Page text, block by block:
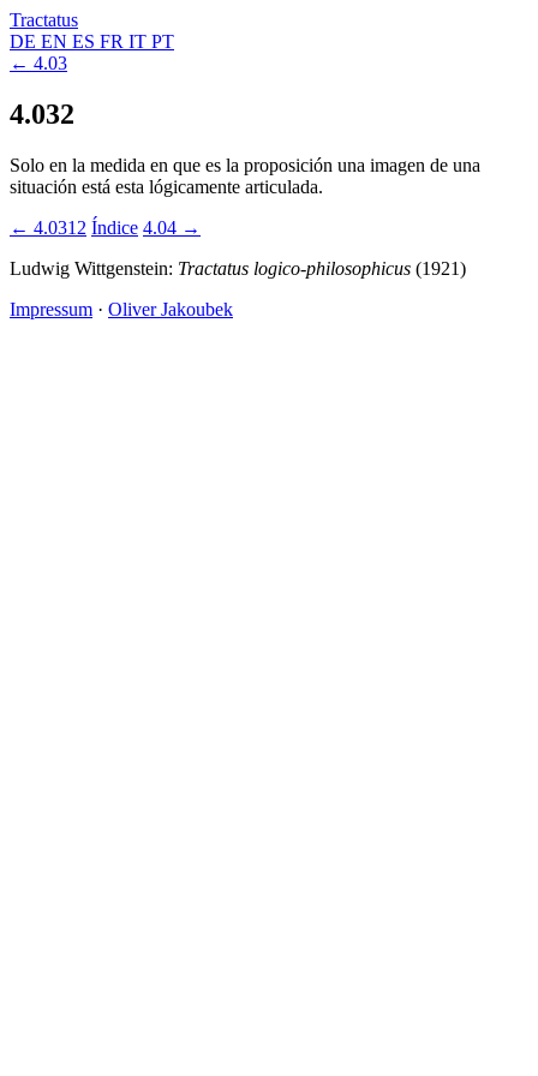
Tractatus
DE EN ES FR IT PT
← 4.03
4.032
Solo en la medida en que es la proposición una imagen de una
situación está esta lógicamente articulada.
← 4.0312 Índice 4.04 →
Ludwig Wittgenstein: Tractatus logico-philosophicus (1921)
Impressum · Oliver Jakoubek